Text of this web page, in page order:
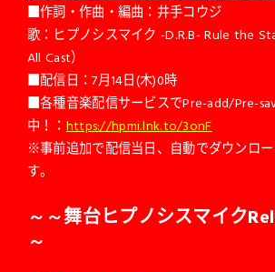
■作詞・作曲・編曲：井手コウジ
歌：ヒプノシスマイク -D.R.B- Rule the
All Cast）
■配信日：7月14日(木)0時
■各種音楽配信サービスでPre-add/Pre-
中！： https://hpmi.lnk.to/3onF
※事前追加で配信当日、自動でダウンロ
す。
～～舞台ヒプノシスマイク
～